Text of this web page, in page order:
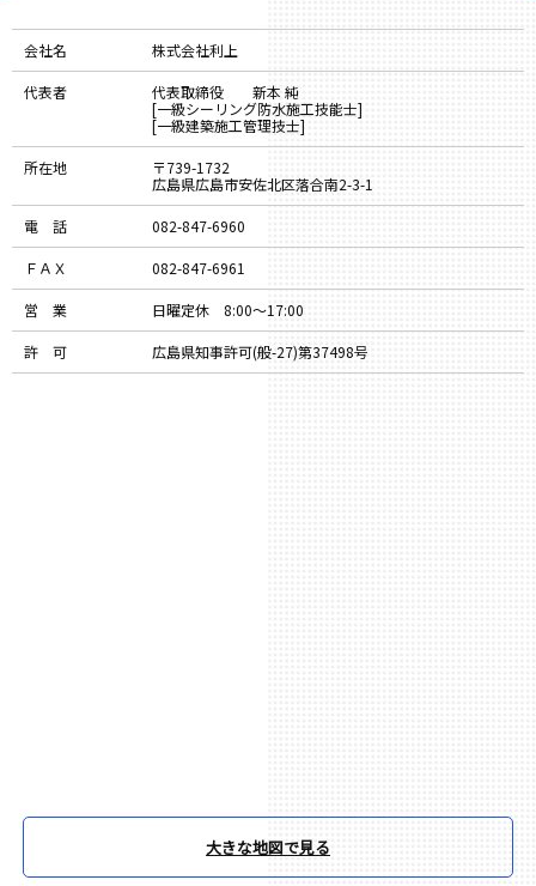
会社名 株式会社利上
代表者
代表取締役 新本 純
[一級シーリング防水施工技能士]
[一級建築施工管理技士]
所在地
〒739-1732
広島県広島市安佐北区落合南2-3-1
電 話 082-847-6960
ＦＡＸ 082-847-6961
営 業 日曜定休 8:00〜17:00
許 可 広島県知事許可(般-27)第37498号
大きな地図で見る